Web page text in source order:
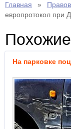
Главная »
европротокол при
На парковке